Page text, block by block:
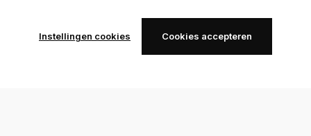
Instellingen cookies Cookies accepteren